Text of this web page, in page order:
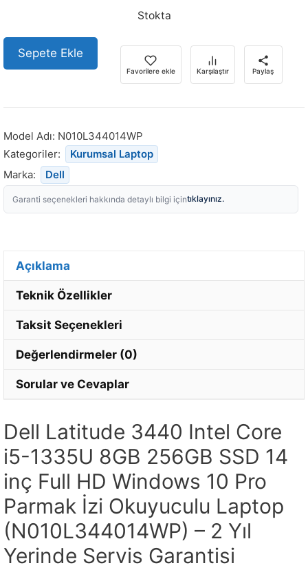
Stokta
Sepete Ekle
Favorilere ekle Karşılaştır Paylaş
Model Adı: N010L344014WP
Kategoriler:
Kurumsal Laptop
Marka:
Dell
Garanti seçenekleri hakkında detaylı bilgi içintıklayınız.
Açıklama
Teknik Özellikler
Taksit Seçenekleri
Değerlendirmeler (0)
Sorular ve Cevaplar
Dell Latitude 3440 Intel Core
i5-1335U 8GB 256GB SSD 14
inç Full HD Windows 10 Pro
Parmak İzi Okuyuculu Laptop
(N010L344014WP) – 2 Yıl
Yerinde Servis Garantisi